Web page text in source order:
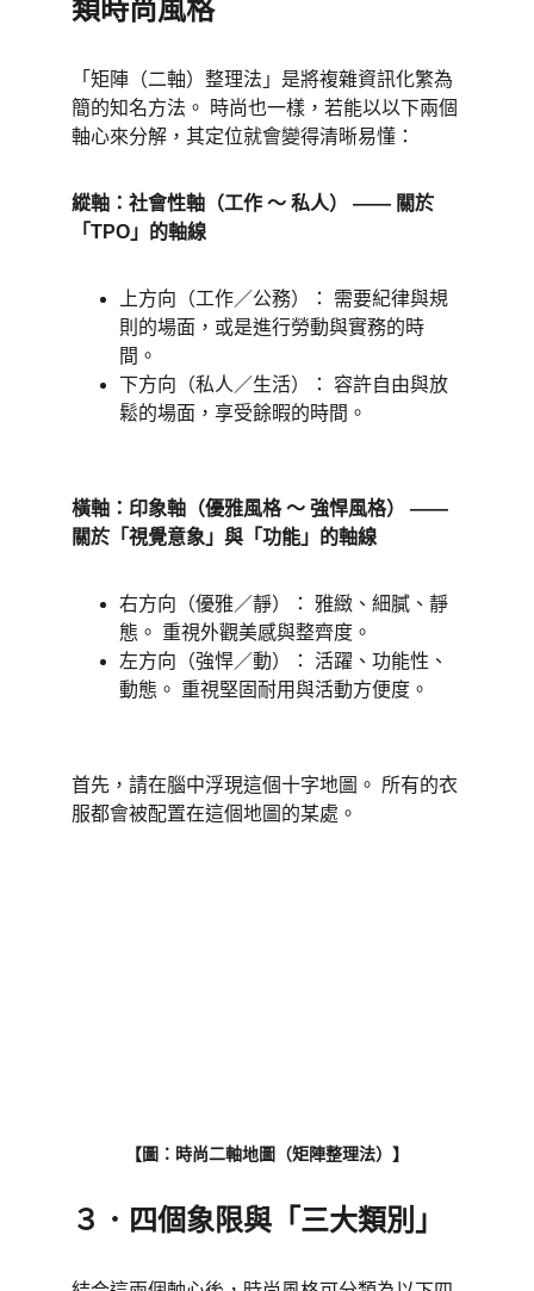
類時尚風格
「矩陣（二軸）整理法」是將複雜資訊化繁為
簡的知名方法。 時尚也一樣，若能以以下兩個
軸心來分解，其定位就會變得清晰易懂：
縱軸：社會性軸（工作 ～ 私人） —— 關於
「TPO」的軸線
上方向（工作／公務）： 需要紀律與規
則的場面，或是進行勞動與實務的時
間。
下方向（私人／生活）： 容許自由與放
鬆的場面，享受餘暇的時間。
橫軸：印象軸（優雅風格 ～ 強悍風格） ——
關於「視覺意象」與「功能」的軸線
右方向（優雅／靜）： 雅緻、細膩、靜
態。 重視外觀美感與整齊度。
左方向（強悍／動）： 活躍、功能性、
動態。 重視堅固耐用與活動方便度。
首先，請在腦中浮現這個十字地圖。 所有的衣
服都會被配置在這個地圖的某處。
【圖：時尚二軸地圖（矩陣整理法）】
３．四個象限與「三大類別」